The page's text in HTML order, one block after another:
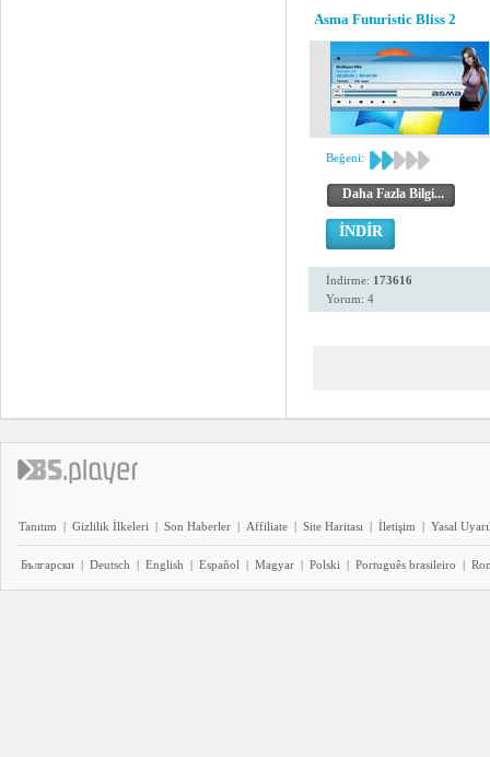
Asma Futuristic Bliss 2
Beğeni:
Daha Fazla Bilgi...
İNDİR
İndirme: 173616
Yorum: 4
Tanıtım | Gizlilik İlkeleri | Son Haberler | Affiliate | Site Haritası | İletişim | Yasal
Български | Deutsch | English | Español | Magyar | Polski | Português brasileiro |